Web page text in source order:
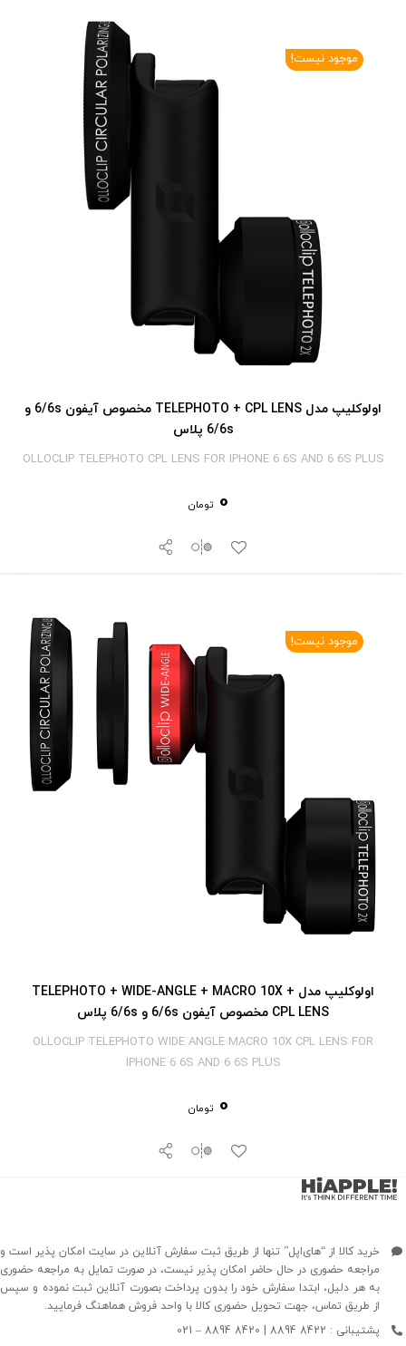
موجود نیست!
اولوکلیپ مدل TELEPHOTO + CPL LENS مخصوص آیفون 6/6s و
6/6s پلاس
OLLOCLIP TELEPHOTO CPL LENS FOR IPHONE 6 6S AND 6 6S PLUS
0 تومان
موجود نیست!
اولوکلیپ مدل TELEPHOTO + WIDE-ANGLE + MACRO 10X +
CPL LENS مخصوص آیفون 6/6s و 6/6s پلاس
OLLOCLIP TELEPHOTO WIDE ANGLE MACRO 10X CPL LENS FOR
IPHONE 6 6S AND 6 6S PLUS
0 تومان
خرید کالا از “های‌اپل” تنها از طریق ثبت سفارش آنلاین در سایت امکان پذیر است و
مراجعه حضوری در حال حاضر امکان پذیر نیست، در صورت تمایل به مراجعه حضوری
به هر دلیل، ابتدا سفارش خود را بدون پرداخت بصورت آنلاین ثبت نموده و سپس
از طریق تماس، جهت تحویل حضوری کالا با واحد فروش هماهنگ فرمایید.
پشتیبانی : 8422 8894 | 8420 8894 – 021